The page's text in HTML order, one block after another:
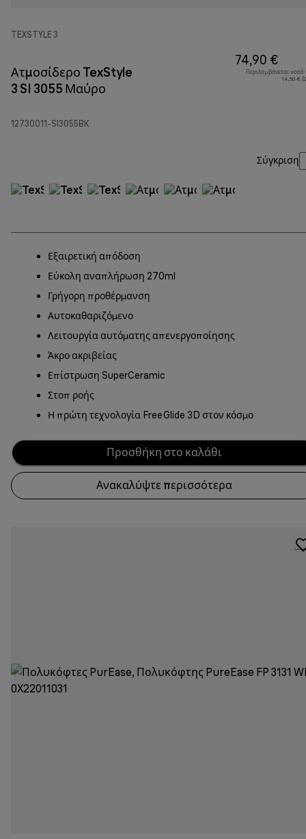
TEXSTYLE 3
Ατμοσίδερο TexStyle
3 SI 3055 Μαύρο
12730011-SI3055BK
74,90 €
Περιλαμβάνεται
14,50 €
Σύγκριση
Εξαιρετική απόδοση
Εύκολη αναπλήρωση 270ml
Γρήγορη προθέρμανση
Αυτοκαθαριζόμενο
Λειτουργία αυτόματης απενεργοποίησης
Άκρο ακριβείας
Επίστρωση SuperCeramic
Στοπ ροής
Η πρώτη τεχνολογία FreeGlide 3D στον κόσμο
Προσθήκη στο καλάθι
Ανακαλύψτε περισσότερα